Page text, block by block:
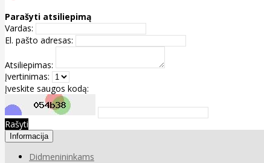
Parašyti atsiliepimą
Vardas:
El. pašto adresas:
Atsiliepimas:
Įvertinimas:
Įveskite saugos kodą:
Rašyti
Informacija
Didmenininkams